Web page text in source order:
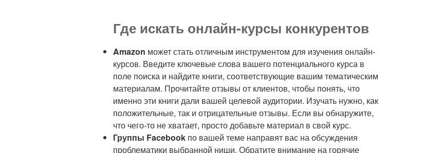
Где искать онлайн-курсы конкурентов
Amazon может стать отличным инструментом для изучения онлайн-
курсов. Введите ключевые слова вашего потенциального курса в
поле поиска и найдите книги, соответствующие вашим тематическим
материалам. Прочитайте отзывы от клиентов, чтобы понять, что
именно эти книги дали вашей целевой аудитории. Изучать нужно, как
положительные, так и отрицательные отзывы. Если вы обнаружите,
что чего-то не хватает, просто добавьте материал в свой курс.
Группы Facebook по вашей теме направят вас на обсуждения
проблематики выбранной ниши. Обратите внимание на горячие